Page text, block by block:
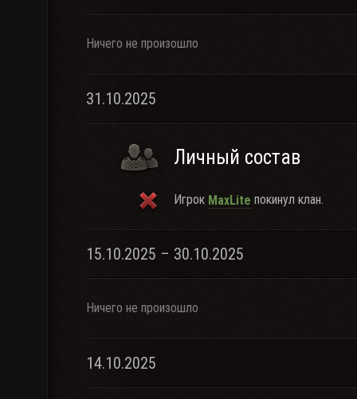
Ничего не произошло
31.10.2025
Личный состав
Игрок MaxLite покинул клан.
15.10.2025 – 30.10.2025
Ничего не произошло
14.10.2025